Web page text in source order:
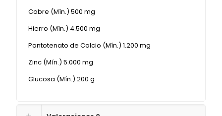
Cobre (Mín.) 500 mg
Hierro (Mín.) 4.500 mg
Pantotenato de Calcio (Mín.) 1.200 mg
Zinc (Mín.) 5.000 mg
Glucosa (Mín.) 200 g